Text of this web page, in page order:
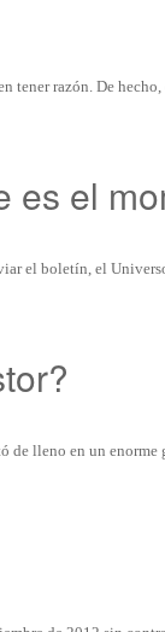
tener razón. De
es el
el boletín, el
lleno en un enorme